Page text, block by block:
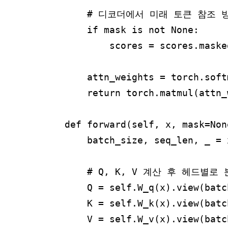
# 디코더에서 미래 토큰 참조
        if mask is not None:
scores =
attn_weights =
return
def forward(self, x,
batch_size, seq_len, _ =
# Q, K, V 계산 후 헤드별로
Q =
K =
V =